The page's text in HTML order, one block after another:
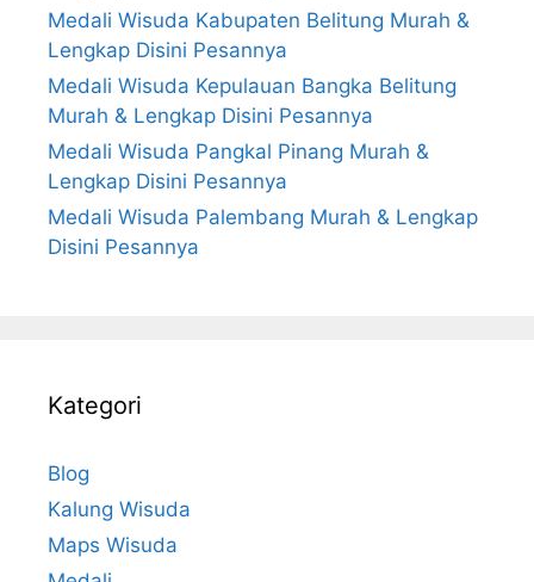
Medali Wisuda Kabupaten Belitung Murah &
Lengkap Disini Pesannya
Medali Wisuda Kepulauan Bangka Belitung
Murah & Lengkap Disini Pesannya
Medali Wisuda Pangkal Pinang Murah &
Lengkap Disini Pesannya
Medali Wisuda Palembang Murah & Lengkap
Disini Pesannya
Kategori
Blog
Kalung Wisuda
Maps Wisuda